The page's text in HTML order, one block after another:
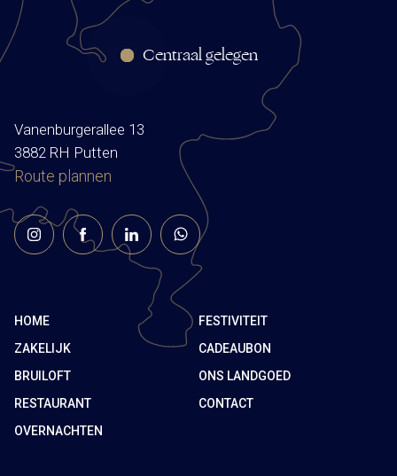
Centraal gelegen
Vanenburgerallee 13
3882 RH Putten
Route plannen
HOME
FESTIVITEIT
ZAKELIJK
CADEAUBON
BRUILOFT
ONS LANDGOED
RESTAURANT
CONTACT
OVERNACHTEN